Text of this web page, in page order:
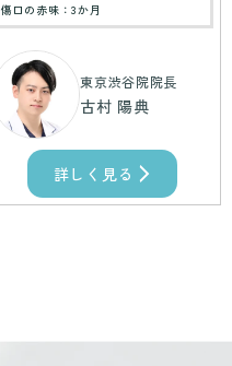
傷口の赤味：3か月
東京渋谷院院長
古村 陽典
詳しく見る